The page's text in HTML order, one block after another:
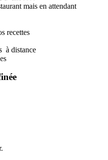
mais en attendant
recettes
à distance